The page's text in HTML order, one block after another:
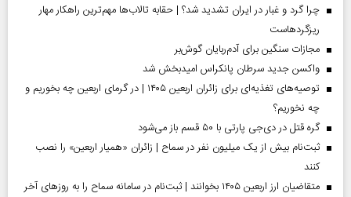
چرا گرد و غبار در ایران تشدید شد؟ | حقابه تالاب‌ها مهم‌ترین راهکار مهار
ریزگردهاست
مجازات سنگین برای آدم‌ربایان گوش‌بر
واکسن جدید سرطان پانکراس امیدبخش شد
توصیه‌های تغذیه‌ای برای زائران اربعین ۱۴۰۵ | در گرمای اربعین چه بخوریم و
چه نخوریم؟
گره قتل در دی‌جی پارتی با ۵۰ قسم باز می‌شود
ثبت‌نام بیش از یک میلیون نفر در سماح | زائران «همیار اربعین» را نصب
کنند
متقاضیان ارز اربعین ۱۴۰۵ بخوانند | ثبت‌نام در سامانه سماح را به روز‌های آخر